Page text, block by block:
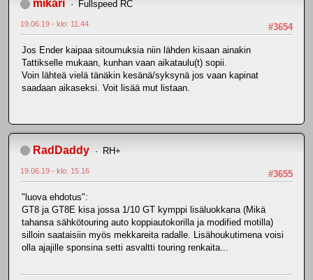
mikari Fullspeed RC
#3654
19.06.19 - klo: 11.44
Jos Ender kaipaa sitoumuksia niin lähden kisaan ainakin
Tattikselle mukaan, kunhan vaan aikataulu(t) sopii.
Voin lähteä vielä tänäkin kesänä/syksynä jos vaan kapinat
saadaan aikaseksi. Voit lisää mut listaan.
RadDaddy RH+
#3655
19.06.19 - klo: 15.16
"luova ehdotus":
GT8 ja GT8E kisa jossa 1/10 GT kymppi lisäluokkana (Mikä
tahansa sähkötouring auto koppiautokorilla ja modified motilla)
silloin saataisiin myös mekkareita radalle. Lisähoukutimena voisi
olla ajajille sponsina setti asvaltti touring renkaita...